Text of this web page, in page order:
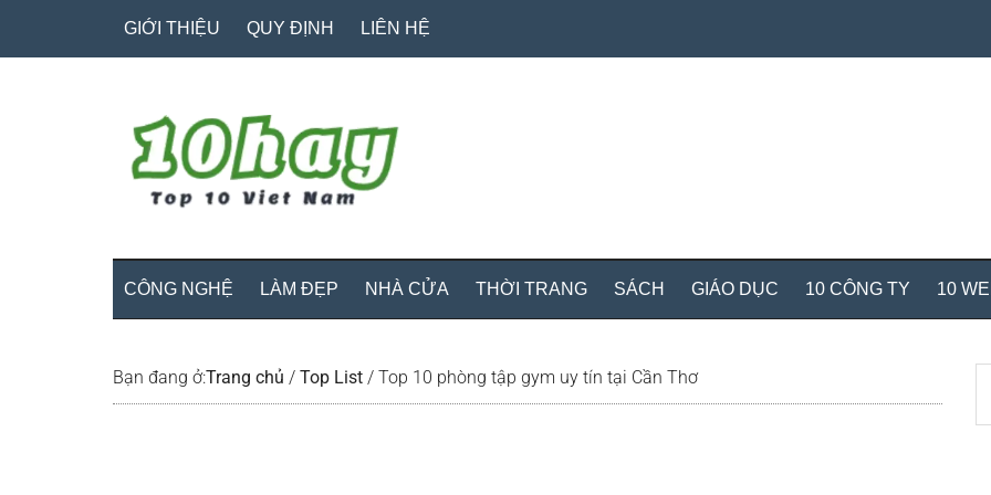
GIỚI THIỆU QUY ĐỊNH LIÊN HỆ
CÔNG NGHỆ LÀM ĐẸP NHÀ CỬA THỜI TRANG SÁCH GIÁO DỤC 10 CÔNG TY 10
Bạn đang ở:Trang chủ / Top List / Top 10 phòng tập gym uy tín tại Cần Thơ